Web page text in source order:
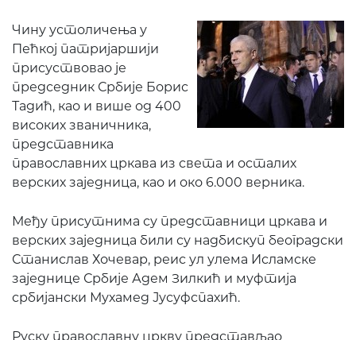
Чину устоличења у
Пећкој патријаршији
присуствовао је
председник Србије Борис
Тадић, као и више од 400
високих званичника,
представника
православних цркава из света и осталих
верских заједница, као и око 6.000 верника.
Међу присутнима су представници цркава и
верских заједница били су надбискуп београдски
Станислав Хочевар, реис ул улема Исламске
заједнице Србије Адем Зилкић и муфтија
србијански Мухамед Јусуфспахић.
Руску православну цркву представљао